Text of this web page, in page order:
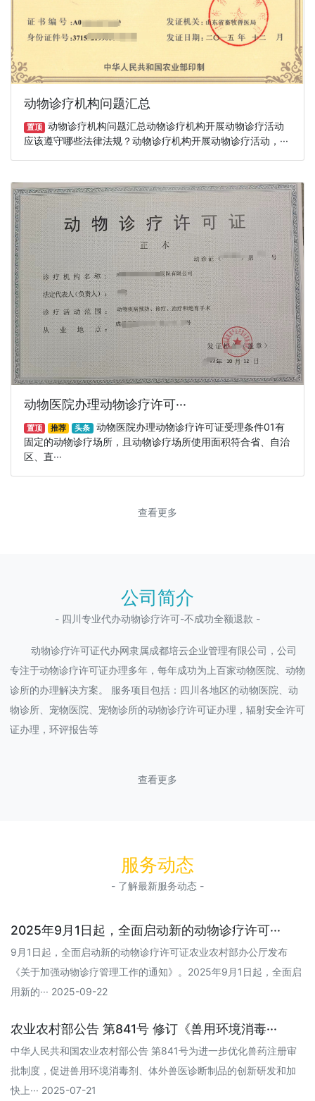
动物诊疗机构问题汇总
置顶 动物诊疗机构问题汇总动物诊疗机构开展动物诊疗活动
应该遵守哪些法律法规？动物诊疗机构开展动物诊疗活动，···
动物医院办理动物诊疗许可···
置顶 推荐 头条 动物医院办理动物诊疗许可证受理条件01有
固定的动物诊疗场所，且动物诊疗场所使用面积符合省、自治
区、直···
查看更多
公司简介
- 四川专业代办动物诊疗许可-不成功全额退款 -
动物诊疗许可证代办网隶属成都培云企业管理有限公司，公司
专注于动物诊疗许可证办理多年，每年成功为上百家动物医院、动物
诊所的办理解决方案。 服务项目包括：四川各地区的动物医院、动
物诊所、宠物医院、宠物诊所的动物诊疗许可证办理，辐射安全许可
证办理，环评报告等
查看更多
服务动态
- 了解最新服务动态 -
2025年9月1日起，全面启动新的动物诊疗许可···
9月1日起，全面启动新的动物诊疗许可证农业农村部办公厅发布
《关于加强动物诊疗管理工作的通知》。2025年9月1日起，全面启
用新的··· 2025-09-22
农业农村部公告 第841号 修订《兽用环境消毒···
中华人民共和国农业农村部公告 第841号为进一步优化兽药注册审
批制度，促进兽用环境消毒剂、体外兽医诊断制品的创新研发和加
快上··· 2025-07-21